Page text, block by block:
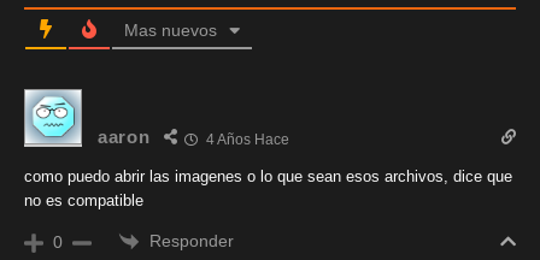
Mas nuevos
aaron 4 Años Hace
como puedo abrir las imagenes o lo que sean esos archivos, dice que
no es compatible
0 Responder